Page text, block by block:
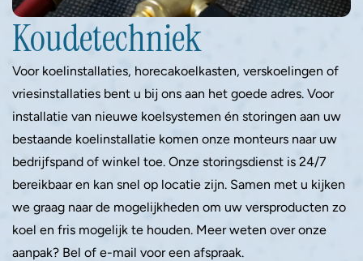
Koudetechniek
Voor koelinstallaties, horecakoelkasten, verskoelingen of
vriesinstallaties bent u bij ons aan het goede adres. Voor
installatie van nieuwe koelsystemen én storingen aan uw
bestaande koelinstallatie komen onze monteurs naar uw
bedrijfspand of winkel toe. Onze storingsdienst is 24/7
bereikbaar en kan snel op locatie zijn. Samen met u kijken
we graag naar de mogelijkheden om uw versproducten zo
koel en fris mogelijk te houden. Meer weten over onze
aanpak? Bel of e-mail voor een afspraak.